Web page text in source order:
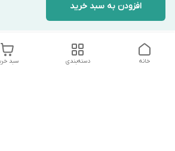
افزودن به سبد خرید
سبد دسته‌بندی خانه